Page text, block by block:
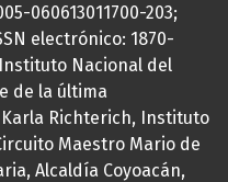
060613011700-203;
electrónico: 1870-
Nacional del
de la última
Richterich, Instituto
Maestro Mario de
Alcaldía Coyoacán,